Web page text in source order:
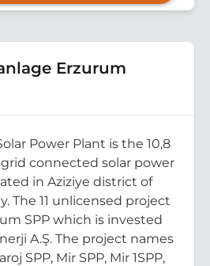
Erzurum
Power Plant is the 10,8
connected solar power
in Aziziye district of
The 11 unlicensed project
SPP which is invested
A.Ş. The project names
SPP, Mir SPP, Mir 1SPP,